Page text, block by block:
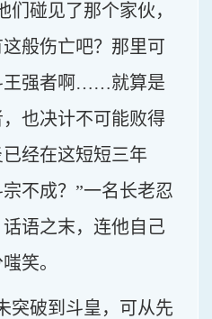
们碰见了那个家伙，
般伤亡吧？那里可
王强者啊……就算是
也决计不可能败得
经在这短短三年
不成？”一名长老忍
语之末，连他自己
笑。
突破到斗皇，可从先